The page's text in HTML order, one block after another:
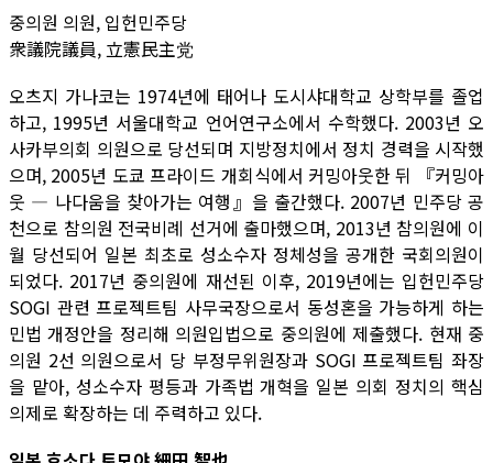
중의원 의원, 입헌민주당
衆議院議員, 立憲民主党
오츠지 가나코는 1974년에 태어나 도시샤대학교 상학부를 졸업
하고, 1995년 서울대학교 언어연구소에서 수학했다. 2003년 오
사카부의회 의원으로 당선되며 지방정치에서 정치 경력을 시작했
으며, 2005년 도쿄 프라이드 개회식에서 커밍아웃한 뒤 『커밍아
웃 ― 나다움을 찾아가는 여행』을 출간했다. 2007년 민주당 공
천으로 참의원 전국비례 선거에 출마했으며, 2013년 참의원에 이
월 당선되어 일본 최초로 성소수자 정체성을 공개한 국회의원이
되었다. 2017년 중의원에 재선된 이후, 2019년에는 입헌민주당
SOGI 관련 프로젝트팀 사무국장으로서 동성혼을 가능하게 하는
민법 개정안을 정리해 의원입법으로 중의원에 제출했다. 현재 중
의원 2선 의원으로서 당 부정무위원장과 SOGI 프로젝트팀 좌장
을 맡아, 성소수자 평등과 가족법 개혁을 일본 의회 정치의 핵심
의제로 확장하는 데 주력하고 있다.